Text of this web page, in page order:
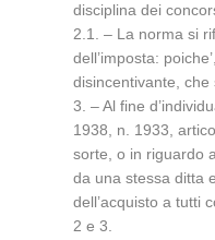
disciplina dei
2.1. – La norma si
dell’imposta:
disincentivante, che
3. – Al fine
1938, n. 1933,
sorte, o in riguardo
da una stessa ditta
dell’acquisto a tutti
2 e 3.